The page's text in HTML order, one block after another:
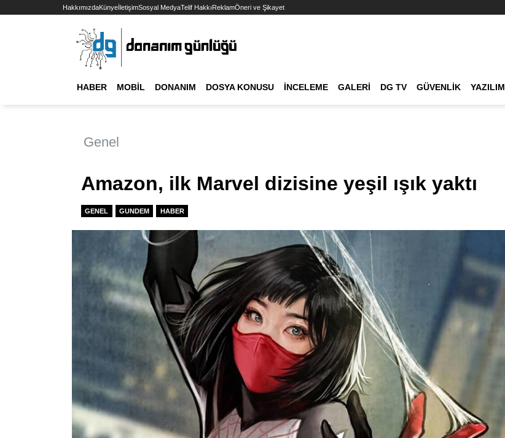
HakkımızdaKünyeİletişimSosyal MedyaTelif HakkıReklamÖneri ve Şikayet
HABER MOBIL DONANIM DOSYA KONUSU İNCELEME GALERI DG TV GÜVENLIK YAZILIM
Genel
Amazon, ilk Marvel dizisine yeşil ışık yaktı
GENEL GUNDEM HABER